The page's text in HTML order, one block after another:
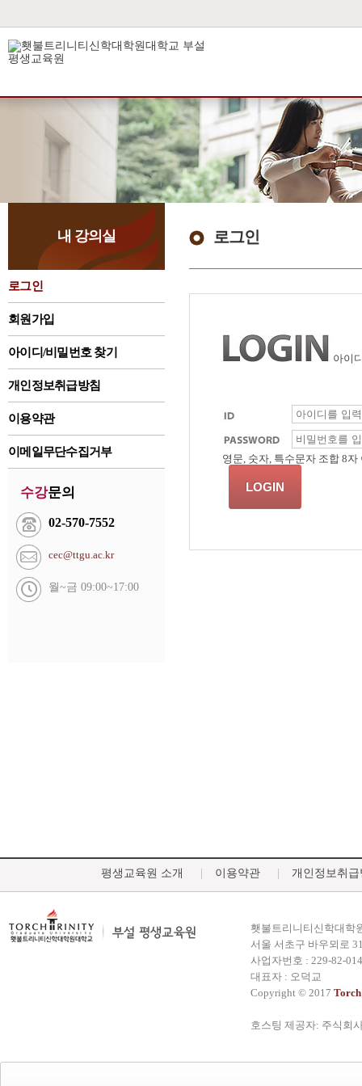
내 강의실
로그인
회원가입
아이디/비밀번호 찾기
개인정보취급방침
이용약관
이메일무단수집거부
수강문의
02-570-7552
cec@ttgu.ac.kr
월~금 09:00~17:00
로그인
아이
영문, 숫자, 특수문자 조합 8
평생교육원 소개 이용약관 개인정보취급
횃불트리니티신학대학
서울 서초구 바우뫼로
사업자번호 : 229-82-
대표자 : 오덕교
Copyright © 2017
호스팅 제공자: 주식회